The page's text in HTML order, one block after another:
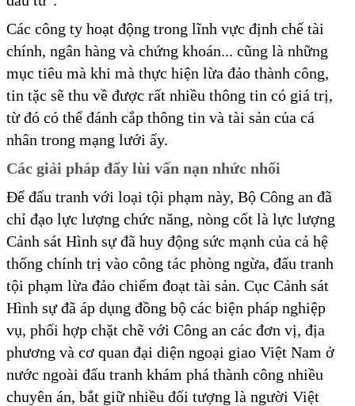
Các công ty hoạt động trong lĩnh vực định chế tài
chính, ngân hàng và chứng khoán... cũng là những
mục tiêu mà khi mà thực hiện lừa đảo thành công,
tin tặc sẽ thu về được rất nhiều thông tin có giá trị,
từ đó có thể đánh cắp thông tin và tài sản của cá
nhân trong mạng lưới ấy.
Các giải pháp đẩy lùi vấn nạn nhức nhối
Để đấu tranh với loại tội phạm này, Bộ Công an đã
chỉ đạo lực lượng chức năng, nòng cốt là lực lượng
Cảnh sát Hình sự đã huy động sức mạnh của cả hệ
thống chính trị vào công tác phòng ngừa, đấu tranh
tội phạm lừa đảo chiếm đoạt tài sản. Cục Cảnh sát
Hình sự đã áp dụng đồng bộ các biện pháp nghiệp
vụ, phối hợp chặt chẽ với Công an các đơn vị, địa
phương và cơ quan đại diện ngoại giao Việt Nam ở
nước ngoài đấu tranh khám phá thành công nhiều
chuyên án, bắt giữ nhiều đối tượng là người Việt